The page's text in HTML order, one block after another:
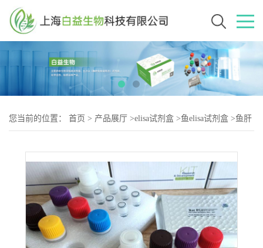
您当前的位置： 首页 > 产品展厅 >elisa试剂盒 >鱼elisa试剂盒 >鱼肝